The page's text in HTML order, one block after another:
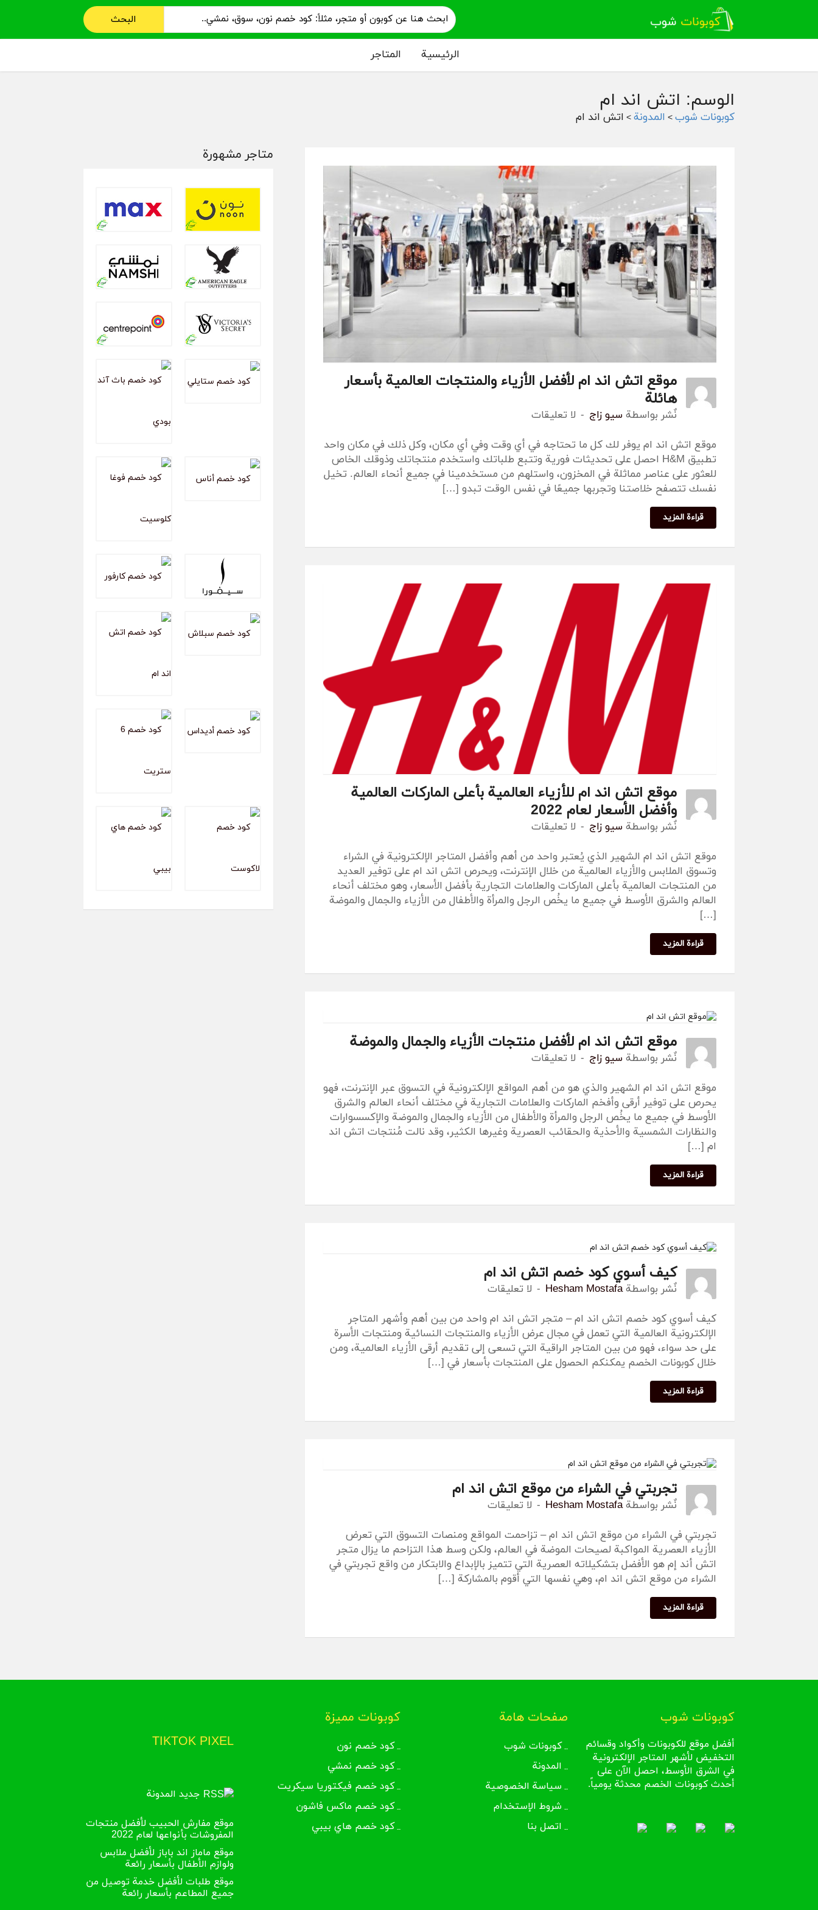
البحث
الرئيسية المتاجر
الوسم: اتش اند ام
كوبونات شوب > المدونة > اتش اند ام
موقع اتش اند ام لأفضل الأزياء والمنتجات العالمية بأسعار
هائلة
نٌشر بواسطة سيو زاج لا تعليقات
موقع اتش اند ام يوفر لك كل ما تحتاجه في أي وقت وفي أي مكان، وكل ذلك في مكان واحد
تطبيق H&M احصل على تحديثات فورية وتتبع طلباتك واستخدم منتجاتك وذوقك الخاص
للعثور على عناصر مماثلة في المخزون، واستلهم من مستخدمينا في جميع أنحاء العالم. تخيل
نفسك تتصفح خلاصتنا وتجربها جميعًا في نفس الوقت تبدو […]
قراءة المزيد
موقع اتش اند ام للأزياء العالمية بأعلى الماركات العالمية
وأفضل الأسعار لعام 2022
نٌشر بواسطة سيو زاج لا تعليقات
موقع اتش اند ام الشهير الذي يُعتبر واحد من أهم وأفضل المتاجر الإلكترونية في الشراء
وتسوق الملابس والأزياء العالمية من خلال الإنترنت، ويحرص اتش اند ام على توفير العديد
من المنتجات العالمية بأعلى الماركات والعلامات التجارية بأفضل الأسعار، وهو مختلف أنحاء
العالم والشرق الأوسط في جميع ما يخُص الرجل والمرأة والأطفال من الأزياء والجمال والموضة
[…]
قراءة المزيد
موقع اتش اند ام لأفضل منتجات الأزياء والجمال والموضة
نٌشر بواسطة سيو زاج لا تعليقات
موقع اتش اند ام الشهير والذي هو من أهم المواقع الإلكترونية في التسوق عبر الإنترنت، فهو
يحرص على توفير أرقى وأفخم الماركات والعلامات التجارية في مختلف أنحاء العالم والشرق
الأوسط في جميع ما يخُص الرجل والمرأة والأطفال من الأزياء والجمال والموضة والإكسسوارات
والنظارات الشمسية والأحذية والحقائب العصرية وغيرها الكثير، وقد نالت مُنتجات اتش اند
ام […]
قراءة المزيد
كيف أسوي كود خصم اتش اند ام
نٌشر بواسطةHesham Mostafa لا تعليقات
كيف أسوي كود خصم اتش اند ام – متجر اتش اند ام واحد من بين أهم وأشهر المتاجر
الإلكترونية العالمية التي تعمل في مجال عرض الأزياء والمنتجات النسائية ومنتجات الأسرة
على حد سواء، فهو من بين المتاجر الراقية التي تسعى إلى تقديم أرقى الأزياء العالمية، ومن
خلال كوبونات الخصم يمكنكم الحصول على المنتجات بأسعار في […]
قراءة المزيد
تجربتي في الشراء من موقع اتش اند ام
نٌشر بواسطةHesham Mostafa لا تعليقات
تجربتي في الشراء من موقع اتش اند ام – تزاحمت المواقع ومنصات التسوق التي تعرض
الأزياء العصرية المواكبة لصيحات الموضة في العالم، ولكن وسط هذا التزاحم ما يزال متجر
اتش أند إم هو الأفضل بتشكيلاته العصرية التي تتميز بالإبداع والابتكار من واقع تجربتي في
الشراء من موقع اتش اند ام، وهي نفسها التي أقوم بالمشاركة […]
قراءة المزيد
متاجر مشهورة
كوبونات شوب
أفضل موقع للكوبونات وأكواد وقسائم
التخفيض لأشهر المتاجر الإلكترونية
في الشرق الأوسط، احصل الآن على
أحدث كوبونات الخصم محدثة يومياً.
صفحات هامة
كوبونات شوب
المدونة
سياسة الخصوصية
شروط الإستخدام
اتصل بنا
كوبونات مميزة
كود خصم نون
كود خصم نمشي
كود خصم فيكتوريا سيكريت
كود خصم ماكس فاشون
كود خصم هاي بيبي
TIKTOK PIXEL
جديد المدونة
موقع مفارش الحبيب لأفضل منتجات
المفروشات بأنواعها لعام 2022
موقع ماماز اند باباز لأفضل ملابس
ولوازم الأطفال بأسعار رائعة
موقع طلبات لأفضل خدمة توصيل من
جميع المطاعم بأسعار رائعة